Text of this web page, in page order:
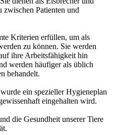
zwischen Patienten und
Kriterien erfüllen, um als
zu können. Sie werden
ihre Arbeitsfähigkeit hin
werden häufiger als üblich
behandelt.
ein spezieller Hygieneplan
eingehalten wird.
die Gesundheit unserer Tiere